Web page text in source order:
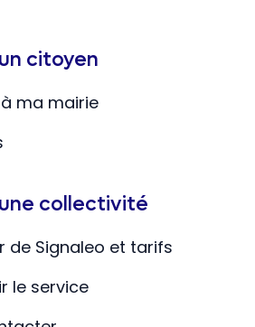
citoyen
ma mairie
collectivité
de Signaleo et tarifs
le service